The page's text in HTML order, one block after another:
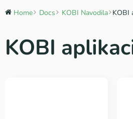
Home Docs KOBI Navodila KOBI
KOBI